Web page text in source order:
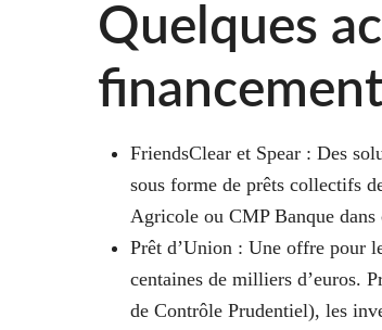
Quelques
FriendsClear et Spear : Des
sous forme de prêts collectifs
Agricole ou CMP Banque dans
Prêt d’Union : Une offre pour
centaines de milliers d’euros.
de Contrôle Prudentiel), les